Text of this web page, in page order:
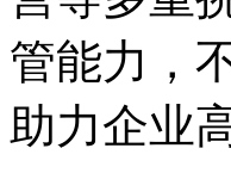
管能力，
助力企业